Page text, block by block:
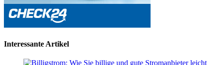
Interessante Artikel